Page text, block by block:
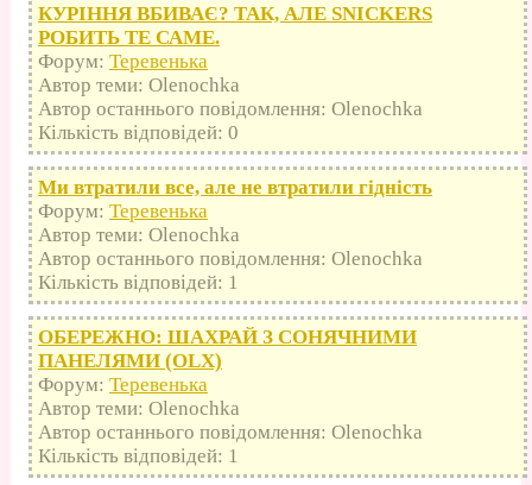
КУРІННЯ ВБИВАЄ? ТАК, АЛЕ SNICKERS
РОБИТЬ ТЕ САМЕ.
Форум: Теревенька
Автор теми: Olenochka
Автор останнього повідомлення: Olenochka
Кількість відповідей: 0
Ми втратили все, але не втратили гідність
Форум: Теревенька
Автор теми: Olenochka
Автор останнього повідомлення: Olenochka
Кількість відповідей: 1
ОБЕРЕЖНО: ШАХРАЙ З СОНЯЧНИМИ
ПАНЕЛЯМИ (OLX)
Форум: Теревенька
Автор теми: Olenochka
Автор останнього повідомлення: Olenochka
Кількість відповідей: 1